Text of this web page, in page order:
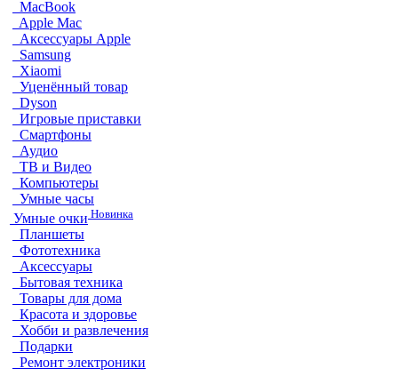
MacBook
Apple Mac
Аксессуары Apple
Samsung
Xiaomi
Уценённый товар
Dyson
Игровые приставки
Смартфоны
Аудио
ТВ и Видео
Компьютеры
Умные часы
Умные очки Новинка
Планшеты
Фототехника
Аксессуары
Бытовая техника
Товары для дома
Красота и здоровье
Хобби и развлечения
Подарки
Ремонт электроники